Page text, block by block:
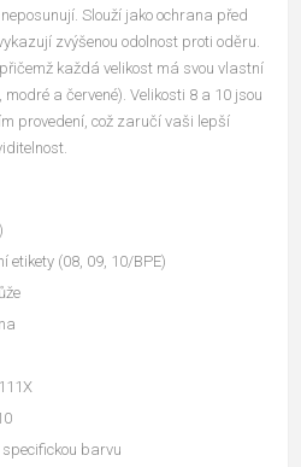
Slouží jako ochrana před
zvýšenou odolnost proti oděru.
každá velikost má svou vlastní
a červené). Velikosti 8 a 10 jsou
provedení, což zaručí vaši lepší
etikety (08, 09, 10/BPE)
barvu